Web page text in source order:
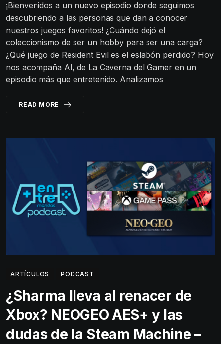
¡Bienvenidos a un nuevo episodio donde seguimos
descubriendo a las personas que dan a conocer
nuestros juegos favoritos! ¿Cuándo dejó el
coleccionismo de ser un hobby para ser una carga?
¿Qué juego de Resident Evil es el eslabón perdido? Hoy
nos acompaña Al, de La Caverna del Gamer en un
episodio más que entretenido. Analizamos
READ MORE
ARTÍCULOS PODCAST
¿Sharma lleva al renacer de
Xbox? NEOGEO AES+ y las
dudas de la Steam Machine –